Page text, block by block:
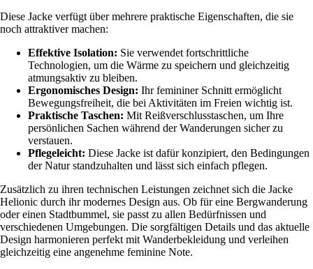
Diese Jacke verfügt über mehrere praktische Eigenschaften, die sie
noch attraktiver machen:
Effektive Isolation: Sie verwendet fortschrittliche
Technologien, um die Wärme zu speichern und gleichzeitig
atmungsaktiv zu bleiben.
Ergonomisches Design: Ihr femininer Schnitt ermöglicht
Bewegungsfreiheit, die bei Aktivitäten im Freien wichtig ist.
Praktische Taschen: Mit Reißverschlusstaschen, um Ihre
persönlichen Sachen während der Wanderungen sicher zu
verstauen.
Pflegeleicht: Diese Jacke ist dafür konzipiert, den Bedingungen
der Natur standzuhalten und lässt sich einfach pflegen.
Zusätzlich zu ihren technischen Leistungen zeichnet sich die Jacke
Helionic durch ihr modernes Design aus. Ob für eine Bergwanderung
oder einen Stadtbummel, sie passt zu allen Bedürfnissen und
verschiedenen Umgebungen. Die sorgfältigen Details und das aktuelle
Design harmonieren perfekt mit Wanderbekleidung und verleihen
gleichzeitig eine angenehme feminine Note.